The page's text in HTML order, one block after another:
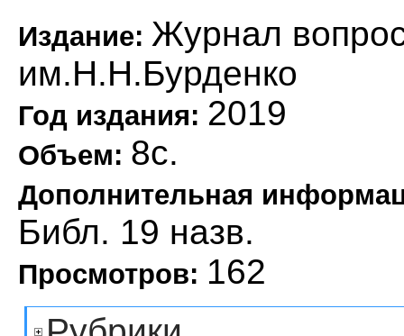
Издание: Журнал
им.Н.Н.Бурденко
Год издания: 2019
Объем: 8с.
Дополнительная
Библ. 19 назв.
Просмотров: 162